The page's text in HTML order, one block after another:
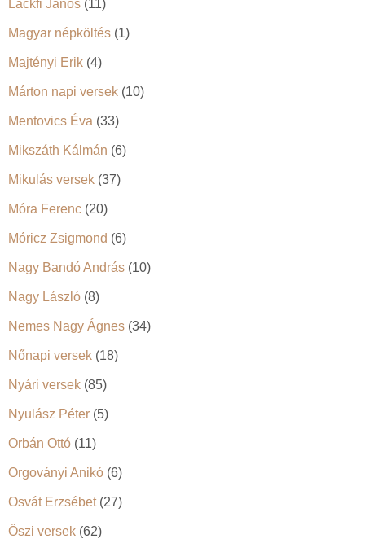
Lackfi János (11)
Magyar népköltés (1)
Majtényi Erik (4)
Márton napi versek (10)
Mentovics Éva (33)
Mikszáth Kálmán (6)
Mikulás versek (37)
Móra Ferenc (20)
Móricz Zsigmond (6)
Nagy Bandó András (10)
Nagy László (8)
Nemes Nagy Ágnes (34)
Nőnapi versek (18)
Nyári versek (85)
Nyulász Péter (5)
Orbán Ottó (11)
Orgoványi Anikó (6)
Osvát Erzsébet(27)
Őszi versek (62)